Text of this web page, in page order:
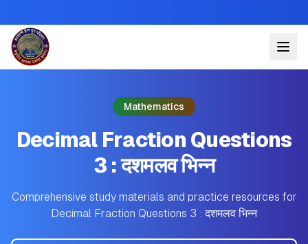
Mathematics
Decimal Fraction Questions
3 : दशमलव भिन्न
Comprehensive study materials and practice resources for
Decimal Fraction Questions 3 : दशमलव भिन्न